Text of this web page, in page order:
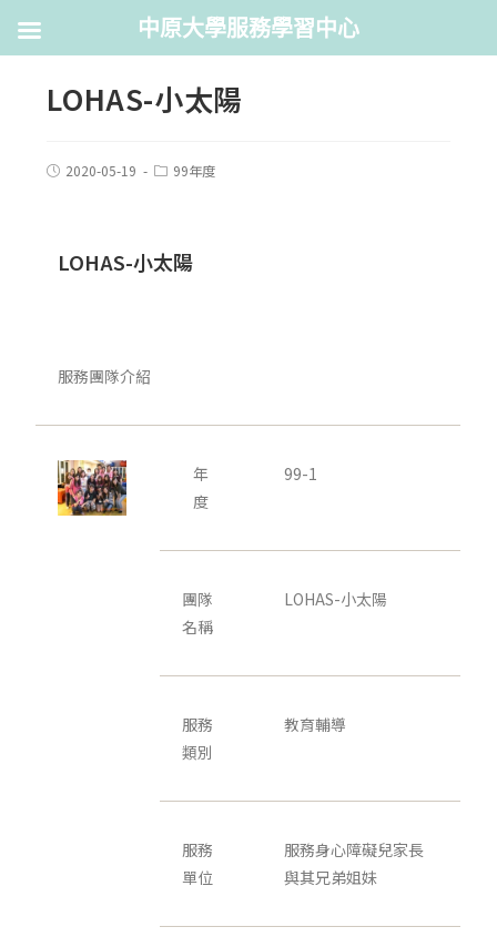
LOHAS-小太陽
2020-05-19 99年度
LOHAS-小太陽
服務團隊介紹
年
度
99-1
團隊
名稱
LOHAS-小太陽
服務
類別
教育輔導
服務
單位
服務身心障礙兒家長
與其兄弟姐妹
中原大學服務學習中心